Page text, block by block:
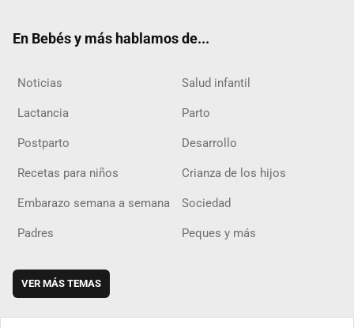
En Bebés y más hablamos de...
Noticias Salud infantil
Lactancia Parto
Postparto Desarrollo
Recetas para niños Crianza de los hijos
Embarazo semana a semana Sociedad
Padres Peques y más
VER MÁS TEMAS